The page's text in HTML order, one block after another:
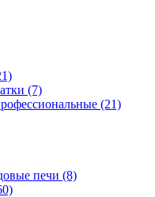
(7)
(21)
печи (8)